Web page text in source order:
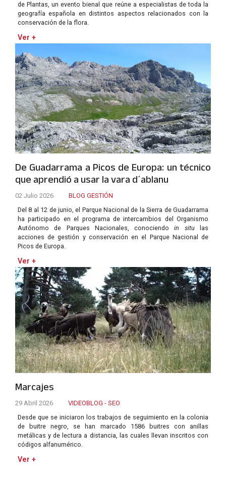
de Plantas, un evento bienal que reúne a especialistas de toda la
geografía española en distintos aspectos relacionados con la
conservación de la flora.
Ver +
De Guadarrama a Picos de Europa: un técnico
que aprendió a usar la vara d´ablanu
02 Julio 2026
BLOG GESTIÓN
Del 8 al 12 de junio, el Parque Nacional de la Sierra de Guadarrama
ha participado en el programa de intercambios del Organismo
Autónomo de Parques Nacionales, conociendoin situlas
acciones de gestión y conservación en el Parque Nacional de
Picos de Europa.
Ver +
Marcajes
29 Abril 2026
VIDEOBLOG - SEO
Desde que se iniciaron los trabajos de seguimiento en la colonia
de buitre negro, se han marcado 1586 buitres con anillas
metálicas y de lectura a distancia, las cuales llevan inscritos con
códigos alfanumérico.
Ver +